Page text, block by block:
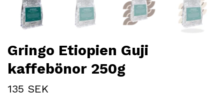
Gringo Etiopien Guji
kaffebönor 250g
135 SEK